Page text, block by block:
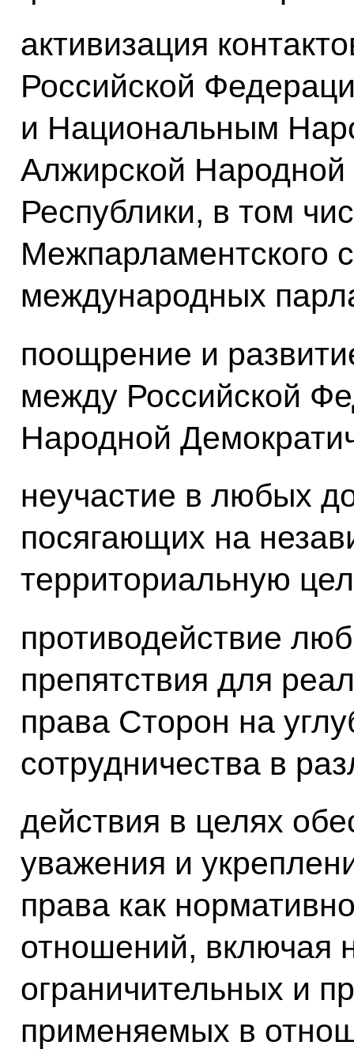
активизация
Российской
и Национальным
Алжирской Народной
Республики, в том
Межпарламентского
международных
поощрение и
между Российской
Народной
неучастие в любых
посягающих на
территориальную
противодействие
препятствия для
права Сторон на
сотрудничества в
действия в целях
уважения и
права как
отношений, включая
ограничительных и
применяемых в